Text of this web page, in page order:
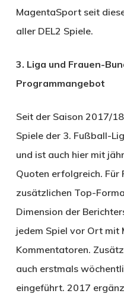
MagentaSport seit
aller DEL2 Spiele.
3. Liga und Frauen-
Programmangebot
Seit der Saison 2017/
Spiele der 3. Fußball-
und ist auch hier mit
Quoten erfolgreich. Für
zusätzlichen Top-
Dimension der
jedem Spiel vor Ort mit
Kommentatoren.
auch erstmals
eingeführt. 2017